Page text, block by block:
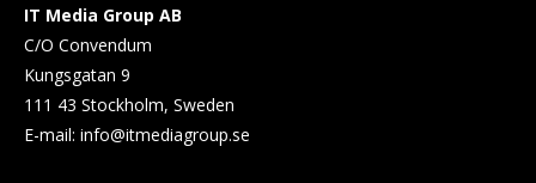
IT Media Group AB
C/O Convendum
Kungsgatan 9
111 43 Stockholm, Sweden
E-mail: info@itmediagroup.se